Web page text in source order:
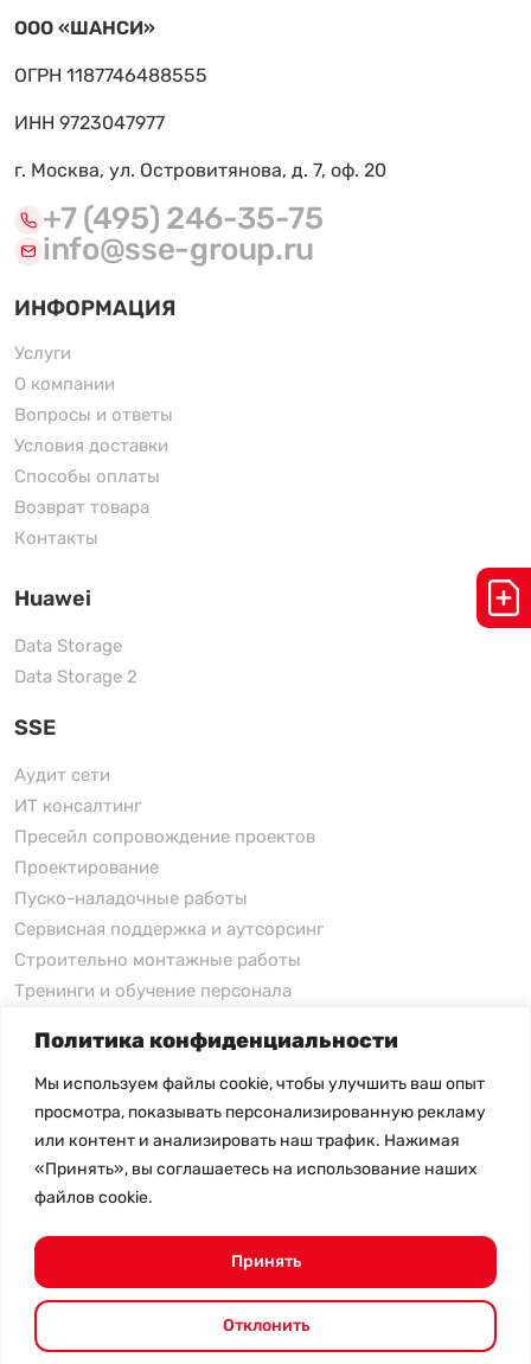
Политика конфиденциальности
Мы используем файлы cookie, чтобы улучшить ваш опыт
просмотра, показывать персонализированную рекламу
или контент и анализировать наш трафик. Нажимая
«Принять», вы соглашаетесь на использование наших
файлов cookie.
Отклонить
Принять
ООО «ШАНСИ»
ОГРН 1187746488555
ИНН 9723047977
г. Москва, ул. Островитянова, д. 7, оф. 20
+7 (495) 246-35-75
info@sse-group.ru
ИНФОРМАЦИЯ
Услуги
О компании
Вопросы и ответы
Условия доставки
Способы оплаты
Возврат товара
Контакты
Huawei
Data Storage
Data Storage 2
SSE
Аудит сети
ИТ консалтинг
Пресейл сопровождение проектов
Проектирование
Пуско-наладочные работы
Сервисная поддержка и аутсорсинг
Строительно монтажные работы
Тренинги и обучение персонала
xFusion
xFusion
xFusion AI Solution
Цены на товары не являются публичной офертой и
- Политика конфиденциальности- Возврат товара
© 2026.SHANGHAI SYSTEM ENGINEERING.Все права
защищены.